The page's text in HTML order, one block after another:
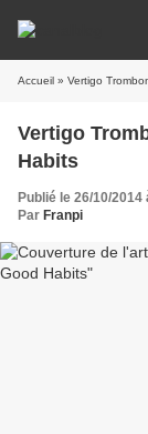
Accueil » Vertigo
Vertigo
Habits
Publié le 26/10/2014
Par Franpi